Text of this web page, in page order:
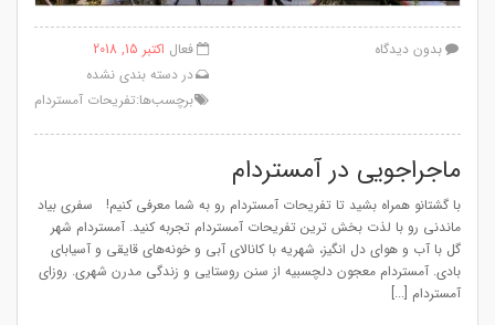
فعال اکتبر 15, 2018
در دسته بندی نشده
برچسب‌ها:تفریحات آمستردام
بدون دیدگاه
ماجراجویی در آمستردام
با گشتانو همراه بشید تا تفریحات آمستردام رو به شما معرفی کنیم! سفری بیاد
ماندنی رو با لذت بخش ترین تفریحات آمستردام تجربه کنید. آمستردام شهر
گل با آب و هوای دل انگیز، شهریه با کانالای آبی و خونه‌های قایقی و آسیابای
بادی. آمستردام معجون دلچسبیه از سنن روستایی و زندگی مدرن شهری‌. روزای
آمستردام [...]